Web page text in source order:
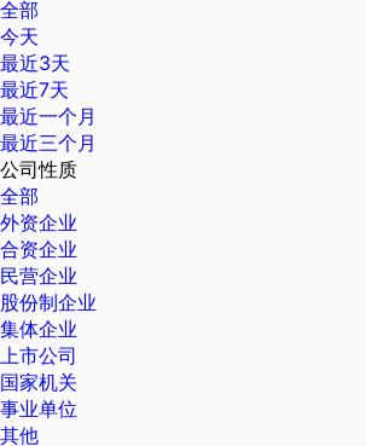
全部
今天
最近3天
最近7天
最近一个月
最近三个月
公司性质
全部
外资企业
合资企业
民营企业
股份制企业
集体企业
上市公司
国家机关
事业单位
其他